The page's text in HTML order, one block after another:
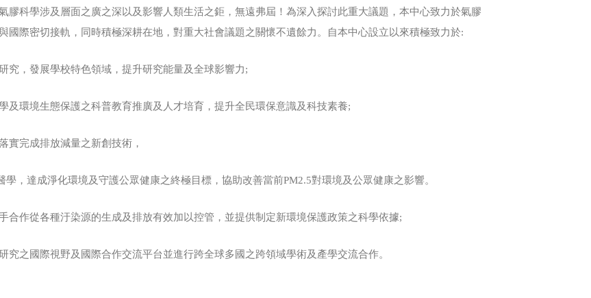
膠科學涉及層面之廣之深以及影響人類生活之鉅，無遠弗屆！為深入探討此重大議題，本中心致力於氣膠
國際密切接軌，同時積極深耕在地，對重大社會議題之關懷不遺餘力。自本中心設立以來積極致力於:
究，發展學校特色領域，提升研究能量及全球影響力;
及環境生態保護之科普教育推廣及人才培育，提升全民環保意識及科技素養;
實完成排放減量之新創技術，
學，達成淨化環境及守護公眾健康之終極目標，協助改善當前PM2.5對環境及公眾健康之影響。
合作從各種汙染源的生成及排放有效加以控管，並提供制定新環境保護政策之科學依據;
究之國際視野及國際合作交流平台並進行跨全球多國之跨領域學術及產學交流合作。